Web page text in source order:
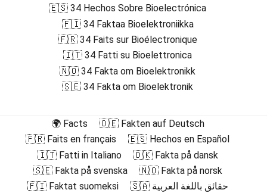
🇪🇸 34 Hechos Sobre Bioelectrónica
🇫🇮 34 Faktaa Bioelektroniikka
🇫🇷 34 Faits sur Bioélectronique
🇮🇹 34 Fatti su Bioelettronica
🇳🇴 34 Fakta om Bioelektronikk
🇸🇪 34 Fakta om Bioelektronik
🌍 Facts
🇩🇪 Fakten auf Deutsch
🇫🇷 Faits en français
🇪🇸 Hechos en Español
🇮🇹 Fatti in Italiano
🇩🇰 Fakta på dansk
🇸🇪 Fakta på svenska
🇳🇴 Fakta på norsk
🇫🇮 Faktat suomeksi
🇸🇦 حقائق باللغة العربية